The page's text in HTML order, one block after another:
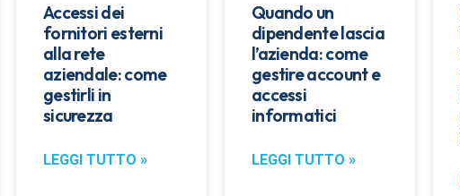
Accessi dei
fornitori esterni
alla rete
aziendale: come
gestirli in
sicurezza
LEGGI TUTTO »
Quando un
dipendente lascia
l’azienda: come
gestire account e
accessi
informatici
LEGGI TUTTO »